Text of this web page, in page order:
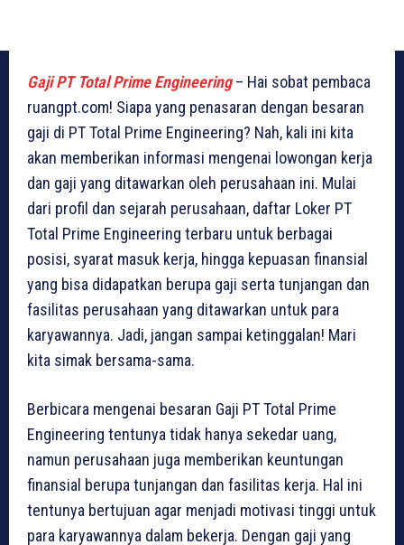
Gaji PT Total Prime Engineering– Hai sobat pembaca
ruangpt.com! Siapa yang penasaran dengan besaran
gaji di PT Total Prime Engineering? Nah, kali ini kita
akan memberikan informasi mengenai lowongan kerja
dan gaji yang ditawarkan oleh perusahaan ini. Mulai
dari profil dan sejarah perusahaan, daftar Loker PT
Total Prime Engineering terbaru untuk berbagai
posisi, syarat masuk kerja, hingga kepuasan finansial
yang bisa didapatkan berupa gaji serta tunjangan dan
fasilitas perusahaan yang ditawarkan untuk para
karyawannya. Jadi, jangan sampai ketinggalan! Mari
kita simak bersama-sama.
Berbicara mengenai besaran Gaji PT Total Prime
Engineering tentunya tidak hanya sekedar uang,
namun perusahaan juga memberikan keuntungan
finansial berupa tunjangan dan fasilitas kerja. Hal ini
tentunya bertujuan agar menjadi motivasi tinggi untuk
para karyawannya dalam bekerja. Dengan gaji yang